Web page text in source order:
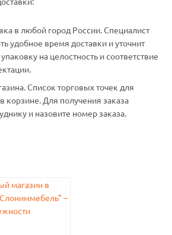
в любой город России. Специалист
удобное время доставки и уточнит
на целостность и соответствие
Список торговых точек для
корзине. Для получения заказа
и назовите номер заказа.